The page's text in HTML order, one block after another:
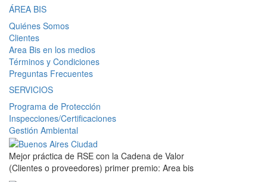
ÁREA BIS
Quiénes Somos
Clientes
Area Bis en los medios
Términos y Condiciones
Preguntas Frecuentes
SERVICIOS
Programa de Protección
Inspecciones/Certificaciones
Gestión Ambiental
Mejor práctica de RSE con la Cadena de Valor
(Clientes o proveedores) primer premio: Area bis